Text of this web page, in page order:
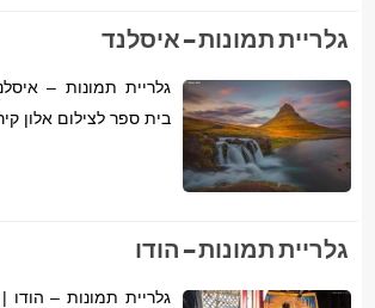
גלריית תמונות – איסלנד
גלריית תמונות –
בית ספר לצילום אלון
גלריית תמונות – הודו
גלריית תמונות –